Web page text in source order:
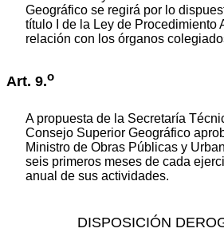
Geográfico se regirá por lo
título I de la Ley de Procedimiento
relación con los órganos
Art. 9.o
A propuesta de la Secretaría
Consejo Superior Geográfico
Ministro de Obras Públicas y
seis primeros meses de cada
anual de sus actividades.
DISPOSICIÓN